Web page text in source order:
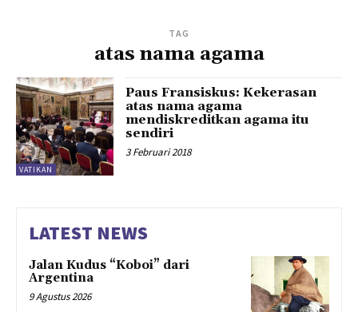
TAG
atas nama agama
VATIKAN
Paus Fransiskus: Kekerasan
atas nama agama
mendiskreditkan agama itu
sendiri
3 Februari 2018
LATEST NEWS
Jalan Kudus “Koboi” dari
Argentina
9 Agustus 2026